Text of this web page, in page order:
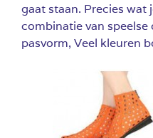
gaat staan. Precies wat
combinatie van
pasvorm, Veel kleuren